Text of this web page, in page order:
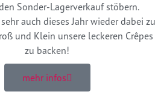
Sonder-Lagerverkauf stöbern.
auch dieses Jahr wieder dabei zu
und Klein unsere leckeren Crêpes
zu backen!
mehr infos